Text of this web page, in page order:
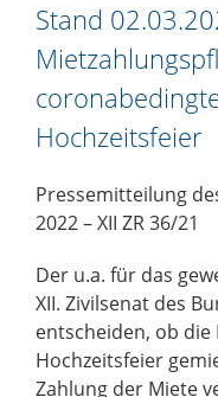
Stand
Hochzeitsfeier
Pressemitteilung
2022 – XII ZR 36/21
Der u.a. für das
XII. Zivilsenat des
entscheiden, ob
Hochzeitsfeier
Zahlung der Miete